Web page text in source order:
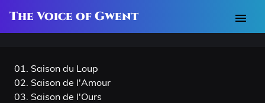
The Voice of Gwent menu
01. Saison du Loup
02. Saison de l'Amour
03. Saison de l'Ours